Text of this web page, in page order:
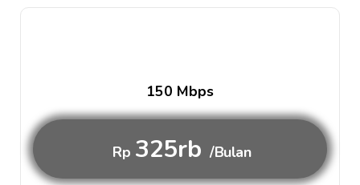
150 Mbps
Rp 325rb /Bulan